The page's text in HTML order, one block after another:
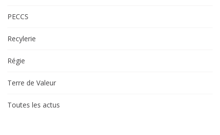
PECCS
Recylerie
Régie
Terre de Valeur
Toutes les actus